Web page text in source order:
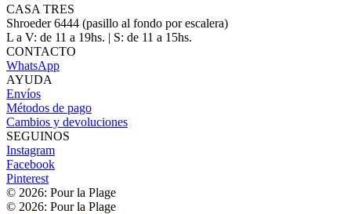
CASA TRES
Shroeder 6444 (pasillo al fondo por escalera)
L a V: de 11 a 19hs. | S: de 11 a 15hs.
CONTACTO
WhatsApp
AYUDA
Envíos
Métodos de pago
Cambios y devoluciones
SEGUINOS
Instagram
Facebook
Pinterest
© 2026: Pour la Plage
© 2026: Pour la Plage